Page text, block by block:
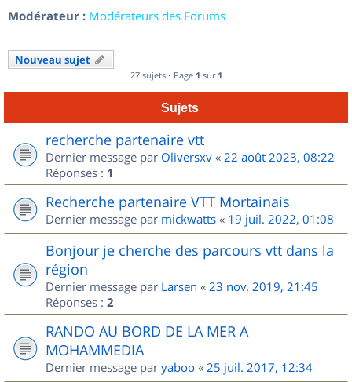
Modérateur : Modérateurs des Forums
Nouveau sujet
27 sujets • Page 1 sur 1
Sujets
recherche partenaire vtt
Dernier message par Oliversxv « 22 août 2023, 08:22
Réponses : 1
Recherche partenaire VTT Mortainais
Dernier message par mickwatts « 19 juil. 2022, 01:08
Bonjour je cherche des parcours vtt dans la
région
Dernier message par Larsen « 23 nov. 2019, 21:45
Réponses : 2
RANDO AU BORD DE LA MER A
MOHAMMEDIA
Dernier message par yaboo « 25 juil. 2017, 12:34